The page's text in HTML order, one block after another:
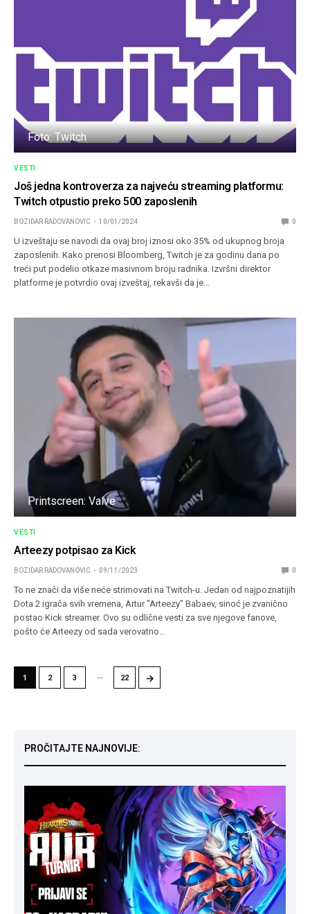
Foto: Twitch
VESTI
Još jedna kontroverza za najveću streaming platformu:
Twitch otpustio preko 500 zaposlenih
BOZIDAR RADOVANOVIC 10/01/2024 0
U izveštaju se navodi da ovaj broj iznosi oko 35% od ukupnog broja
zaposlenih. Kako prenosi Bloomberg, Twitch je za godinu dana po
treći put podelio otkaze masivnom broju radnika. Izvršni direktor
platforme je potvrdio ovaj izveštaj, rekavši da je…
Printscreen: Valve
VESTI
Arteezy potpisao za Kick
BOZIDAR RADOVANOVIC 09/11/2023 0
To ne znači da više neće strimovati na Twitch-u. Jedan od najpoznatijih
Dota 2 igrača svih vremena, Artur ”Arteezy” Babaev, sinoć je zvanično
postao Kick streamer. Ovo su odlične vesti za sve njegove fanove,
pošto će Arteezy od sada verovatno…
1 2 3 22 →
PROČITAJTE NAJNOVIJE: